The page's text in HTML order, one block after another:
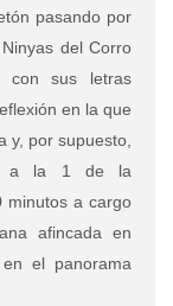
pasando por
del Corro
con sus letras
en la que
y, por supuesto,
a la 1 de la
minutos a cargo
afincada en
el panorama